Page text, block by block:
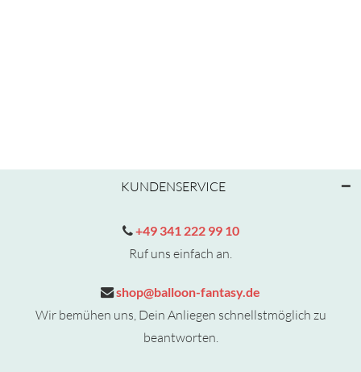
KUNDENSERVICE
+49 341 222 99 10
Ruf uns einfach an.
shop@balloon-fantasy.de
Wir bemühen uns, Dein Anliegen schnellstmöglich zu
beantworten.